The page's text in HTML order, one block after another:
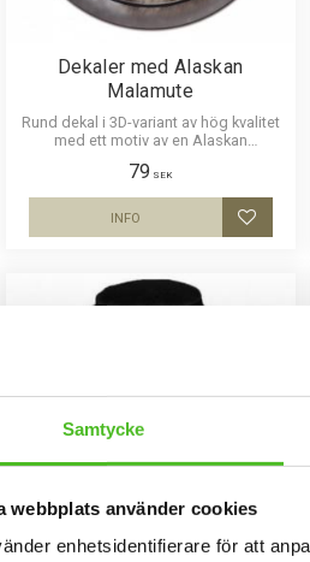
Samtycke
webbplats använder cookies
enhetsidentifierare för att
favoriter
Dekaler med Alaskan
Malamute
Rund dekal i 3D-variant av hög kvalitet
med ett motiv av en Alaskan
15 cm och 30 cm i diameter.
79 SEK
Lägg
INFO